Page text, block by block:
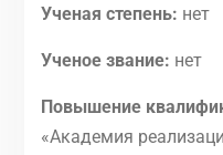
Ученая степень: нет
Ученое звание: нет
Повышение
«Академия